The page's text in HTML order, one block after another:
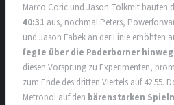
Marco Coric und Jason Tolkmit bauten
40:31 aus, nochmal Peters,
und Jason Fabek an der Linie erhöhten
fegte über die Paderborner hinweg
diesen Vorsprung zu Experimenten,
zum Ende des dritten Viertels auf 42:55.
Metropol auf den bärenstarken